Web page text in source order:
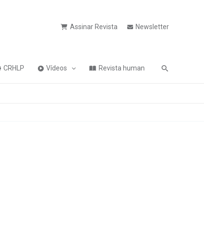
Assinar Revista Newsletter
CRHLP Vídeos Revista human Pesquisa